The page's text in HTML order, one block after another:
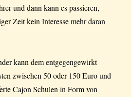
und dann kann es passieren,
Zeit kein Interesse mehr daran
kann dem entgegengewirkt
zwischen 50 oder 150 Euro und
Cajon Schulen in Form von